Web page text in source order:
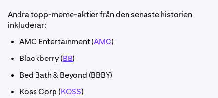
Andra topp-meme-aktier från den senaste historien
inkluderar:
AMC Entertainment (AMC)
Blackberry (BB)
Bed Bath & Beyond (BBBY)
Koss Corp (KOSS)